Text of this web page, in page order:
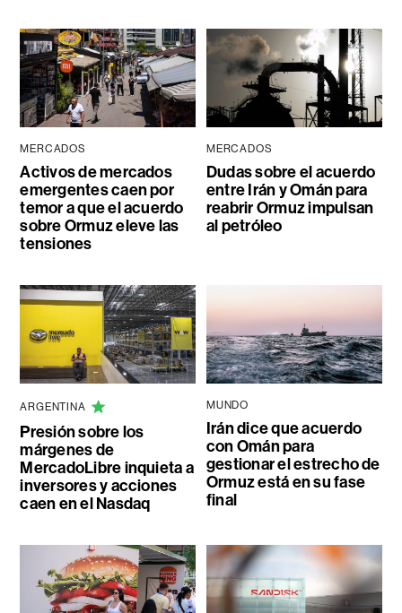
MERCADOS
Activos de mercados
emergentes caen por
temor a que el acuerdo
sobre Ormuz eleve las
tensiones
MERCADOS
Dudas sobre el acuerdo
entre Irán y Omán para
reabrir Ormuz impulsan
al petróleo
ARGENTINA
Presión sobre los
márgenes de
MercadoLibre inquieta a
inversores y acciones
caen en el Nasdaq
MUNDO
Irán dice que acuerdo
con Omán para
gestionar el estrecho de
Ormuz está en su fase
final